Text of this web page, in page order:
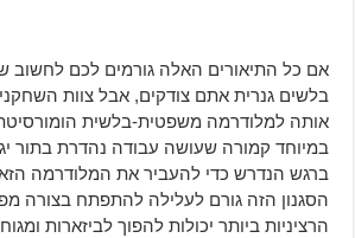
אם כל התיאורים האלה גורמים לכם לחשוב
בלשים גנרית אתם צודקים, אבל צוות
אותה למלודרמה משפטית-בלשית
במיוחד קמורה שעושה עבודה נהדרת בתור
ברגש הנדרש כדי להעביר את המלודרמה
הסגנון הזה גורם לעלילה להתפתח בצורה
הרציניות ביותר יכולות להפוך לביזארות